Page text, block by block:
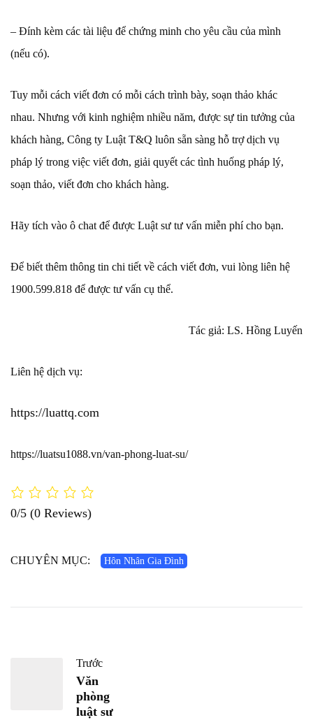
– Đính kèm các tài liệu để chứng minh cho yêu cầu của mình
(nếu có).
Tuy mỗi cách viết đơn có mỗi cách trình bày, soạn thảo khác
nhau. Nhưng với kinh nghiệm nhiều năm, được sự tin tưởng của
khách hàng, Công ty Luật T&Q luôn sẵn sàng hỗ trợ dịch vụ
pháp lý trong việc viết đơn, giải quyết các tình huống pháp lý,
soạn thảo, viết đơn cho khách hàng.
Hãy tích vào ô chat để được Luật sư tư vấn miễn phí cho bạn.
Để biết thêm thông tin chi tiết về cách viết đơn, vui lòng liên hệ
1900.599.818 để được tư vấn cụ thể.
Tác giả: LS. Hồng Luyến
Liên hệ dịch vụ:
https://luattq.com
https://luatsu1088.vn/van-phong-luat-su/
0/5 (0 Reviews)
CHUYÊN MỤC: Hôn Nhân Gia Đình
Trước
Văn
phòng
luật sư